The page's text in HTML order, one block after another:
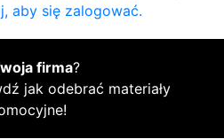
aby się zalogować.
firma?
jak odebrać materiały